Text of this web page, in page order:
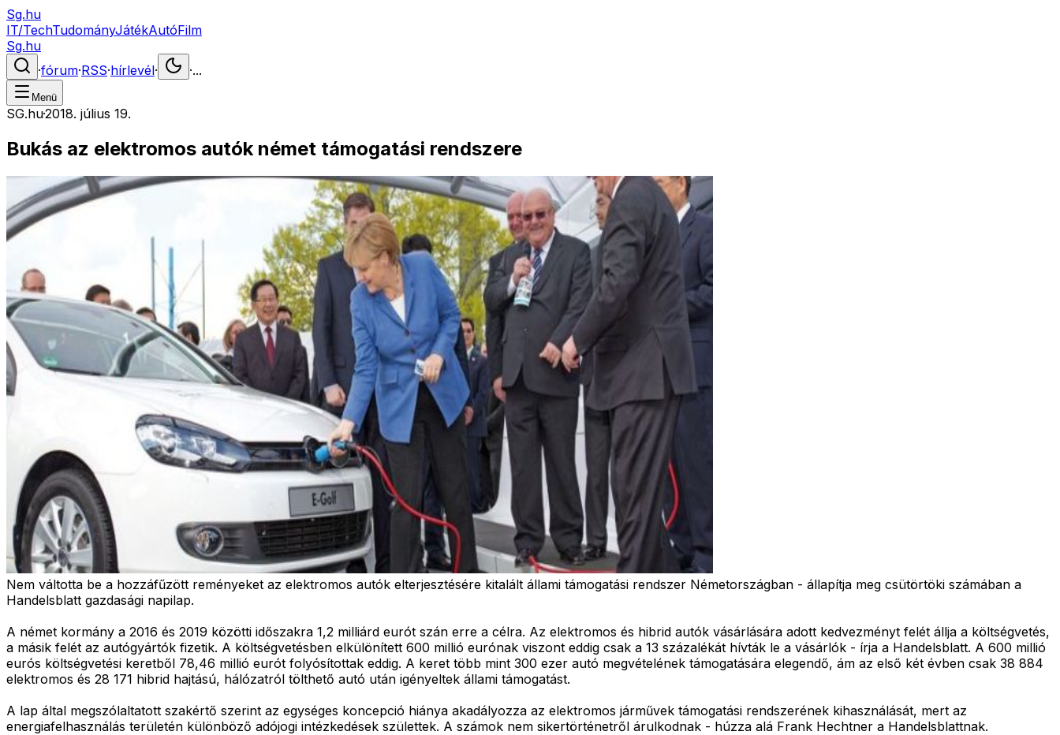
Sg.hu
IT/TechTudományJátékAutóFilm
Sg.hu
·fórum·RSS·hírlevél· ·...
Menü
SG.hu·2018. július 19.
Bukás az elektromos autók német támogatási rendszere
Nem váltotta be a hozzáfűzött reményeket az elektromos autók elterjesztésére kitalált állami támogatási rendszer Németországban - állapítja meg csütörtöki számában a
Handelsblatt gazdasági napilap.
A német kormány a 2016 és 2019 közötti időszakra 1,2 milliárd eurót szán erre a célra. Az elektromos és hibrid autók vásárlására adott kedvezményt felét állja a költségvetés,
a másik felét az autógyártók fizetik. A költségvetésben elkülönített 600 millió eurónak viszont eddig csak a 13 százalékát hívták le a vásárlók - írja a Handelsblatt. A 600 millió
eurós költségvetési keretből 78,46 millió eurót folyósítottak eddig. A keret több mint 300 ezer autó megvételének támogatására elegendő, ám az első két évben csak 38 884
elektromos és 28 171 hibrid hajtású, hálózatról tölthető autó után igényeltek állami támogatást.
A lap által megszólaltatott szakértő szerint az egységes koncepció hiánya akadályozza az elektromos járművek támogatási rendszerének kihasználását, mert az
energiafelhasználás területén különböző adójogi intézkedések születtek. A számok nem sikertörténetről árulkodnak - húzza alá Frank Hechtner a Handelsblattnak.